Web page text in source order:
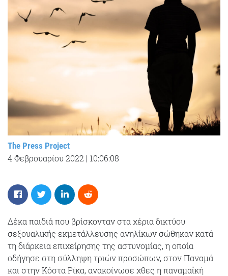
The Press Project
4 Φεβρουαρίου 2022 | 10:06:08
Δέκα παιδιά που βρίσκονταν στα χέρια δικτύου
σεξουαλικής εκμετάλλευσης ανηλίκων σώθηκαν κατά
τη διάρκεια επιχείρησης της αστυνομίας, η οποία
οδήγησε στη σύλληψη τριών προσώπων, στον Παναμά
και στην Κόστα Ρίκα, ανακοίνωσε χθες η παναμαϊκή